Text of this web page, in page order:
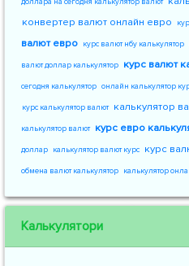
конвертер валют онлайн евро
валют евро курс валют нбу калькулятор
валют доллар калькулятор курс валют
сегодня калькулятор онлайн калькулятор
курс калькулятор валют калькулятор
калькулятор валют курс евро
доллар калькулятор валют курс курс
обмена валют калькулятор калькулятор
Калькулятори